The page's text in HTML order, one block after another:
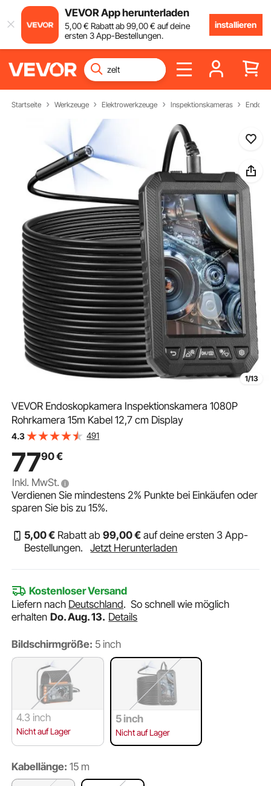
VEVOR App herunterladen
5,00€ Rabatt ab99,00€ auf deine
ersten 3 App-Bestellungen.
installieren
Startseite Werkzeuge Elektrowerkzeuge Inspektionskameras
1/13
VEVOR Endoskopkamera Inspektionskamera 1080P
Rohrkamera 15m Kabel 12,7 cm Display
4.3 491
7790€
Inkl. MwSt.
Verdienen Sie mindestens2% Punkte bei Einkäufen oder
sparen Sie bis zu15%.
5,00€ Rabatt ab99,00€ auf deine ersten 3 App-
Bestellungen.
Jetzt Herunterladen
Kostenloser Versand
Liefern nach Deutschland.So schnell wie möglich
erhalten Do. Aug. 13. Details
Bildschirmgröße: 5 inch
4.3 inch
Nicht auf Lager
5 inch
Nicht auf Lager
Kabellänge: 15 m